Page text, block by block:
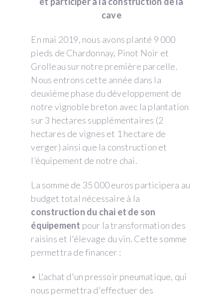
cave
En mai 2019, nous avons planté 9 000
pieds de Chardonnay, Pinot Noir et
Grolleau sur notre première parcelle.
Nous entrons cette année dans la
deuxième phase du développement de
notre vignoble breton avec la plantation
sur 3 hectares supplémentaires (2
hectares de vignes et 1 hectare de
verger) ainsi que la construction et
l’équipement de notre chai.
La somme de 35 000 euros participera au
budget total nécessaire à la
construction du chai et de son
équipement pour la transformation des
raisins et l'élevage du vin. Cette somme
permettra de financer :
• L'achat d'un pressoir pneumatique, qui
nous permettra d'effectuer des